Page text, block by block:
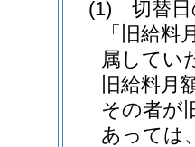
(1) 切替日
「旧給料
属してい
旧給料
その者が
あっては